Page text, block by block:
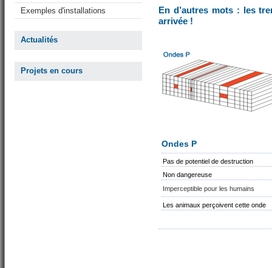
Exemples d'installations
Actualités
Projets en cours
En d’autres mots : les
arrivée !
Ondes P
Pas de potentiel de destruction
Non dangereuse
Imperceptible pour les humains
Les animaux perçoivent cette onde